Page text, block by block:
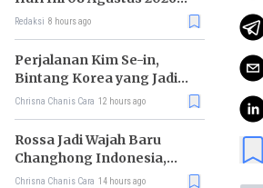
untuk Wilayah DKI Jakarta
Redaksi 8 hours ago
Perjalanan Kim Se-in,
Bintang Korea yang Jadi
Kurir Makanan
Chrisna Chanis Cara 12 hours ago
Rossa Jadi Wajah Baru
Changhong Indonesia,
Garansi Produk Kini
Chrisna Chanis Cara 14 hours ago